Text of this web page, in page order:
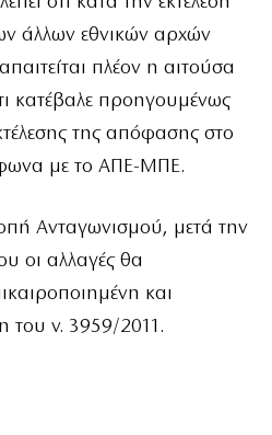
άλλων εθνικών αρχών
πλέον η αιτούσα
κατέβαλε προηγουμένως
της απόφασης στο
με το ΑΠΕ-ΜΠΕ.
Ανταγωνισμού, μετά την
οι αλλαγές θα
και
του ν. 3959/2011.